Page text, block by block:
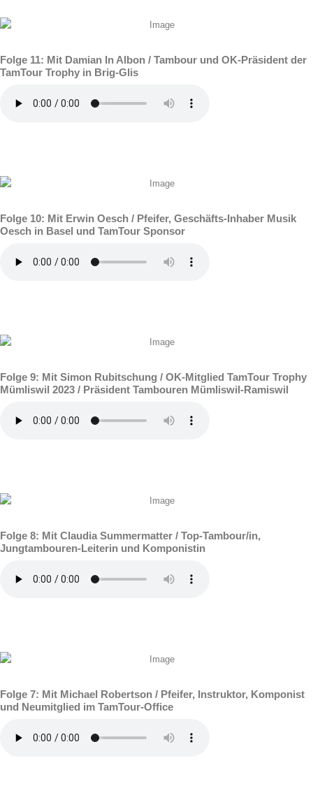
Folge 11: Mit Damian In Albon / Tambour und OK-Präsident der
TamTour Trophy in Brig-Glis
Folge 10: Mit Erwin Oesch / Pfeifer, Geschäfts-Inhaber Musik
Oesch in Basel und TamTour Sponsor
Folge 9: Mit Simon Rubitschung / OK-Mitglied TamTour Trophy
Mümliswil 2023 / Präsident Tambouren Mümliswil-Ramiswil
Folge 8: Mit Claudia Summermatter / Top-Tambour/in,
Jungtambouren-Leiterin und Komponistin
Folge 7: Mit Michael Robertson / Pfeifer, Instruktor, Komponist
und Neumitglied im TamTour-Office